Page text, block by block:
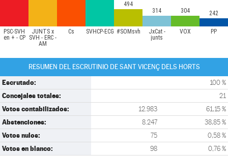
PSC-SVH
en + - CP
JUNTS x
SVH - ERC -
AM
Cs SVHCP-ECG #SOMsvh
JxCat -
junts
VOX PP
494
314
304 242
RESUMEN DEL ESCRUTINIO DE SANT VICENÇ DELS HORTS
Escrutado: 100 %
Concejales totales: 21
Votos contabilizados: 12.983 61,15 %
Abstenciones: 8.247 38,85 %
Votos nulos: 75 0,58 %
Votos en blanco: 98 0,76 %